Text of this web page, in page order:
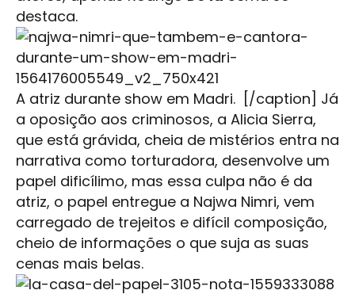
destaca.
A atriz durante show em Madri. [/caption] Já
a oposição aos criminosos, a Alicia Sierra,
que está grávida, cheia de mistérios entra na
narrativa como torturadora, desenvolve um
papel dificílimo, mas essa culpa não é da
atriz, o papel entregue a Najwa Nimri, vem
carregado de trejeitos e difícil composição,
cheio de informações o que suja as suas
cenas mais belas.